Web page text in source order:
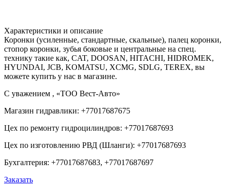
Характеристики и описание
Коронки (усиленные, стандартные, скальные), палец коронки,
стопор коронки, зубья боковые и центральные на спец.
технику такие как, CAT, DOOSAN, HITACHI, HIDROMEK,
HYUNDAI, JCB, KOMATSU, XCMG, SDLG, TEREX, вы
можете купить у нас в магазине.
С уважением , «ТОО Вест-Авто»
Магазин гидравлики: +77017687675
Цех по ремонту гидроцилиндров: +77017687693
Цех по изготовлению РВД (Шланги): +77017687693
Бухгалтерия: +77017687683, +77017687697
Заказать